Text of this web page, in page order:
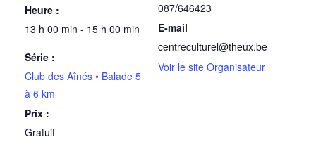
Heure :
13 h 00 min - 15 h 00 min
Série :
Club des Aînés • Balade 5
à 6 km
Prix :
Gratuit
087/646423
E-mail
centreculturel@theux.be
Voir le site Organisateur